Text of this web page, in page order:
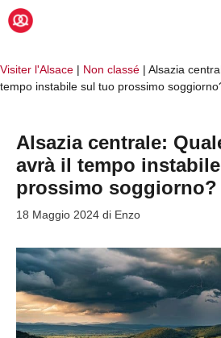
Vai
Visiter l'Alsace | Non classé | Alsazia
tempo instabile sul tuo prossimo
Alsazia centrale:
avrà il tempo
prossimo soggiorno?
18 Maggio 2024 di Enzo